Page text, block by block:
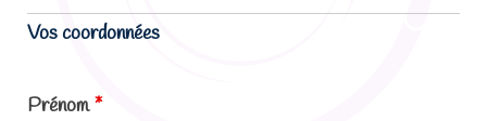
Vos coordonnées
Prénom*